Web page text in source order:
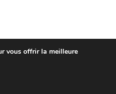
vous offrir la meilleure